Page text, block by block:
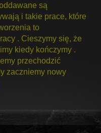
są
i takie prace, które
to
. Cieszymy się, że
kiedy kończymy .
przechodzić
zaczniemy nowy